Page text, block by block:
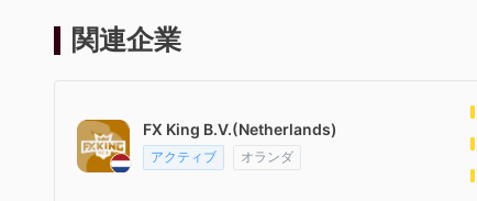
関連企業
FX King B.V.(Netherlands)
アクティブ オランダ